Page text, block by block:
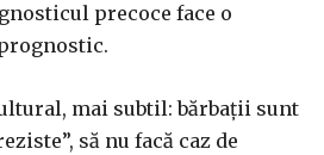
precoce face o
mai subtil: bărbații sunt
să nu facă caz de